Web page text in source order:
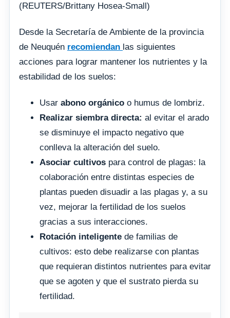
(REUTERS/Brittany Hosea-Small)
Desde la Secretaría de Ambiente de la provincia
de Neuquén recomiendan las siguientes
acciones para lograr mantener los nutrientes y la
estabilidad de los suelos:
Usar abono orgánico o humus de lombriz.
Realizar siembra directa: al evitar el arado
se disminuye el impacto negativo que
conlleva la alteración del suelo.
Asociar cultivos para control de plagas: la
colaboración entre distintas especies de
plantas pueden disuadir a las plagas y, a su
vez, mejorar la fertilidad de los suelos
gracias a sus interacciones.
Rotación inteligente de familias de
cultivos: esto debe realizarse con plantas
que requieran distintos nutrientes para evitar
que se agoten y que el sustrato pierda su
fertilidad.